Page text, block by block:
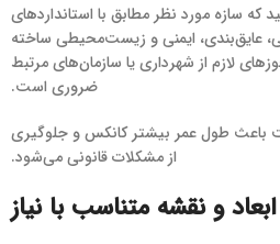
که سازه مورد نظر مطابق با استانداردهای
عایق‌بندی، ایمنی و زیست‌محیطی ساخته
لازم از شهرداری یا سازمان‌های مرتبط
ضروری است.
باعث طول عمر بیشتر کانکس و جلوگیری
از مشکلات قانونی می‌شود.
و نقشه متناسب با نیاز